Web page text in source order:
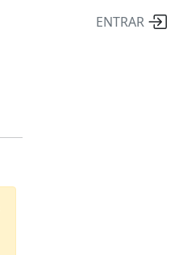
ENTRAR